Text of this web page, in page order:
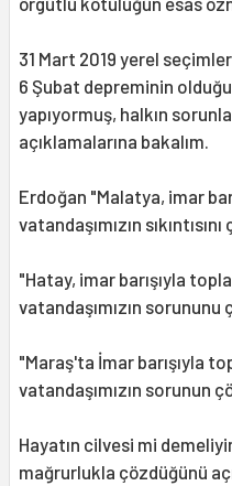
31 Mart 2019 yerel
6 Şubat depreminin
yapıyormuş, halkın
açıklamalarına bakalım.
Erdoğan "Malatya, imar
vatandaşımızın
"Hatay, imar barışıyla
vatandaşımızın sorununu
"Maraş'ta İmar barışıyla
vatandaşımızın sorunun
Hayatın cilvesi mi
mağrurlukla çözdüğünü